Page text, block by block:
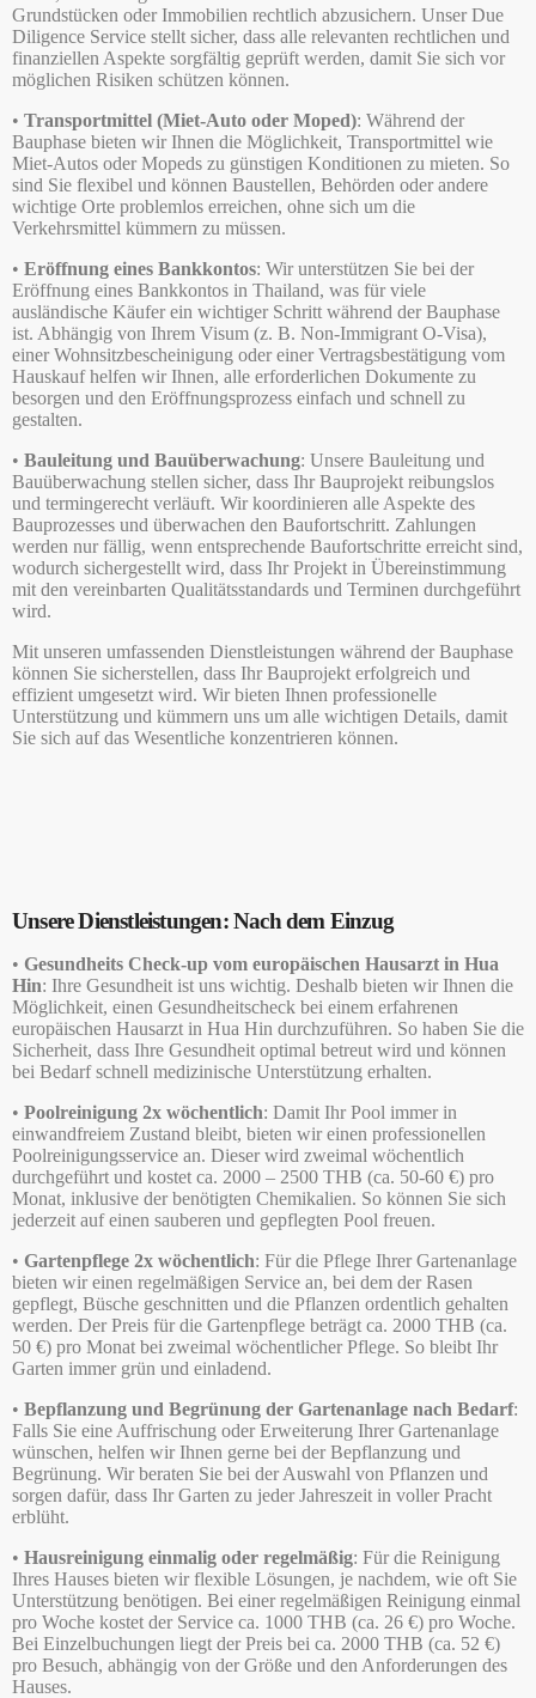
Grundstücken oder Immobilien rechtlich abzusichern. Unser Due
Diligence Service stellt sicher, dass alle relevanten rechtlichen und
finanziellen Aspekte sorgfältig geprüft werden, damit Sie sich vor
möglichen Risiken schützen können.
• Transportmittel (Miet-Auto oder Moped): Während der
Bauphase bieten wir Ihnen die Möglichkeit, Transportmittel wie
Miet-Autos oder Mopeds zu günstigen Konditionen zu mieten. So
sind Sie flexibel und können Baustellen, Behörden oder andere
wichtige Orte problemlos erreichen, ohne sich um die
Verkehrsmittel kümmern zu müssen.
• Eröffnung eines Bankkontos: Wir unterstützen Sie bei der
Eröffnung eines Bankkontos in Thailand, was für viele
ausländische Käufer ein wichtiger Schritt während der Bauphase
ist. Abhängig von Ihrem Visum (z. B. Non-Immigrant O-Visa),
einer Wohnsitzbescheinigung oder einer Vertragsbestätigung vom
Hauskauf helfen wir Ihnen, alle erforderlichen Dokumente zu
besorgen und den Eröffnungsprozess einfach und schnell zu
gestalten.
• Bauleitung und Bauüberwachung: Unsere Bauleitung und
Bauüberwachung stellen sicher, dass Ihr Bauprojekt reibungslos
und termingerecht verläuft. Wir koordinieren alle Aspekte des
Bauprozesses und überwachen den Baufortschritt. Zahlungen
werden nur fällig, wenn entsprechende Baufortschritte erreicht sind,
wodurch sichergestellt wird, dass Ihr Projekt in Übereinstimmung
mit den vereinbarten Qualitätsstandards und Terminen durchgeführt
wird.
Mit unseren umfassenden Dienstleistungen während der Bauphase
können Sie sicherstellen, dass Ihr Bauprojekt erfolgreich und
effizient umgesetzt wird. Wir bieten Ihnen professionelle
Unterstützung und kümmern uns um alle wichtigen Details, damit
Sie sich auf das Wesentliche konzentrieren können.
Unsere Dienstleistungen: Nach dem Einzug
• Gesundheits Check-up vom europäischen Hausarzt in Hua
Hin: Ihre Gesundheit ist uns wichtig. Deshalb bieten wir Ihnen die
Möglichkeit, einen Gesundheitscheck bei einem erfahrenen
europäischen Hausarzt in Hua Hin durchzuführen. So haben Sie die
Sicherheit, dass Ihre Gesundheit optimal betreut wird und können
bei Bedarf schnell medizinische Unterstützung erhalten.
• Poolreinigung 2x wöchentlich: Damit Ihr Pool immer in
einwandfreiem Zustand bleibt, bieten wir einen professionellen
Poolreinigungsservice an. Dieser wird zweimal wöchentlich
durchgeführt und kostet ca. 2000 – 2500 THB (ca. 50-60 €) pro
Monat, inklusive der benötigten Chemikalien. So können Sie sich
jederzeit auf einen sauberen und gepflegten Pool freuen.
• Gartenpflege 2x wöchentlich: Für die Pflege Ihrer Gartenanlage
bieten wir einen regelmäßigen Service an, bei dem der Rasen
gepflegt, Büsche geschnitten und die Pflanzen ordentlich gehalten
werden. Der Preis für die Gartenpflege beträgt ca. 2000 THB (ca.
50 €) pro Monat bei zweimal wöchentlicher Pflege. So bleibt Ihr
Garten immer grün und einladend.
• Bepflanzung und Begrünung der Gartenanlage nach Bedarf:
Falls Sie eine Auffrischung oder Erweiterung Ihrer Gartenanlage
wünschen, helfen wir Ihnen gerne bei der Bepflanzung und
Begrünung. Wir beraten Sie bei der Auswahl von Pflanzen und
sorgen dafür, dass Ihr Garten zu jeder Jahreszeit in voller Pracht
erblüht.
• Hausreinigung einmalig oder regelmäßig: Für die Reinigung
Ihres Hauses bieten wir flexible Lösungen, je nachdem, wie oft Sie
Unterstützung benötigen. Bei einer regelmäßigen Reinigung einmal
pro Woche kostet der Service ca. 1000 THB (ca. 26 €) pro Woche.
Bei Einzelbuchungen liegt der Preis bei ca. 2000 THB (ca. 52 €)
pro Besuch, abhängig von der Größe und den Anforderungen des
Hauses.